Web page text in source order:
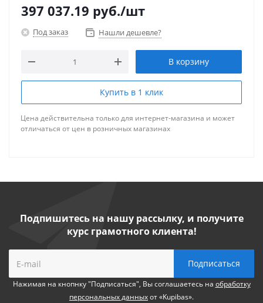
397 037.19 руб./шт
Под заказ Нашли дешевле?
В корзину
Купить в 1 клик
Цена действительна только для интернет-магазина и может
отличаться от цен в розничных магазинах
Подпишитесь на нашу рассылку, и получите
курс грамотного клиента!
Нажимая на кнопнку "Подписаться", Вы соглашаетесь на обработку
персональных данныхот «Kupibas».